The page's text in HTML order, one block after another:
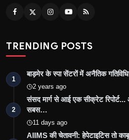
TRENDING POSTS
1
बाड़मेर के स्पा सेंटरों में अनैतिक
2 years ago
2
संसद मार्ग से आई एक सीक्रेट
सबस…
11 days ago
AIIMS की चेतावनी: हेपेटाइटिस तो